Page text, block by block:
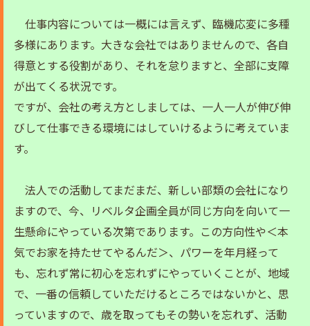
仕事内容については一概には言えず、臨機応変に多種
多様にあります。大きな会社ではありませんので、各自
得意とする役割があり、それを怠りますと、全部に支障
が出てくる状況です。
ですが、会社の考え方としましては、一人一人が伸び伸
びして仕事できる環境にはしていけるように考えていま
す。
法人での活動してまだまだ、新しい部類の会社になり
ますので、今、リベルタ企画全員が同じ方向を向いて一
生懸命にやっている次第であります。この方向性や＜本
気でお家を持たせてやるんだ＞、パワーを年月経って
も、忘れず常に初心を忘れずにやっていくことが、地域
で、一番の信頼していただけるところではないかと、思
っていますので、歳を取ってもその勢いを忘れず、活動